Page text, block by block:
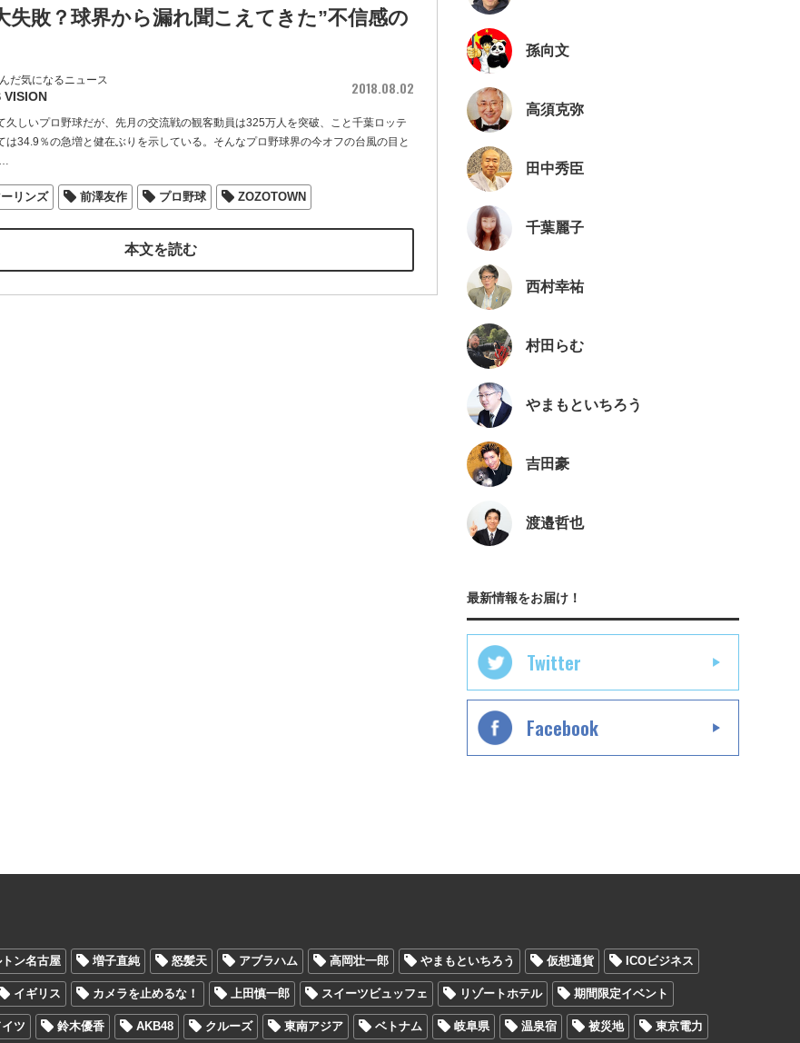
失敗？球界から漏れ聞こえてきた”不信感の
だ気になるニュース
VISION 2018.08.02
久しいプロ野球だが、先月の交流戦の観客動員は325万人を突破、こと千葉ロッテ
は34.9％の急増と健在ぶりを示している。そんなプロ野球界の今オフの台風の目と
…
リンズ 前澤友作 プロ野球 ZOZOTOWN
本文を読む
孫向文
高須克弥
田中秀臣
千葉麗子
西村幸祐
村田らむ
やまもといちろう
吉田豪
渡邉哲也
最新情報をお届け！
Twitter
Facebook
トン名古屋 増子直純 怒髪天 アブラハム 高岡壮一郎 やまもといちろう 仮想通貨 ICOビジネス
イギリス カメラを止めるな！ 上田慎一郎 スイーツビュッフェ リゾートホテル 期間限定イベント
イツ 鈴木優香 AKB48 クルーズ 東南アジア ベトナム 岐阜県 温泉宿 被災地 東京電力